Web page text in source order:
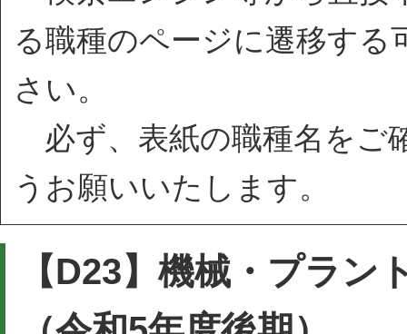
る職種のページに遷移す
さい。
必ず、表紙の職種名をご
うお願いいたします。
【D23】機械・プラン